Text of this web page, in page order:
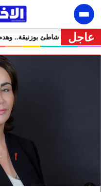
عاجل
🔥 مشروع إماراتي ضخم يغيّر